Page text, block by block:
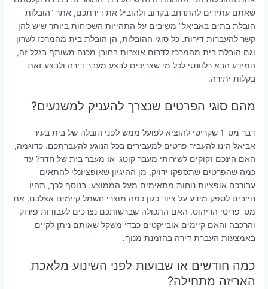
שאתם עתידים להתרחב בקרוב ולהוביל את דירתכם, אתר “הובלות
הובלת בתים באביאל” משיבים על התהייות השכיחות ביותר שיש להן
קשר להעברות דירות. כל סוגי ההובלות, הן הובלת בית מהמרכז לשרון
וגם הובלת בית מהמרכז לדרום אוצרות בחובן מכנה משותף בגלל זה,
המידע הבא רלוונטי לכל מי שצריכים לבצע מעבר דירה ולבצע זאת
בקלות יתירה.
מהם סוגי הפרטים שנצרך להעניק למשנעים?
דבר מס' 1 שקריטי להוציא לפועל ממש לפני הובלה של בית בעיר
אביאל הינו להעביר פרטים למעבירים בכל הנוגע להעברתכם. כדוגמה,
האם הינכם זקוקים לשירותי מעבר קוטג' או מעבר בית של חדר? עד
כמה שהפרטים שתספקו ידויק, מן ההיגיון שאופציונלי להתאים
עבורכם אופציות נוחות מתאימים מעל הממוצע. בנוסף לכך, תהיו
חייבים לספק מידע על ציוד כגון כמה מוצרי חשמל קיימים אצלכם, את
מס' פריטי הריהוט, האם התכולה שברשותכם נצרכים לעבודות פירוק
והרכבה והאם קיימים אובייקטים כבדי משקל שאותם ניתן לקיים
באמצעות העברת דירה בהזמנת מנוף.
כמה חודשים או שבועות לפני השינוע מלאכת
האריזה מתחילה?